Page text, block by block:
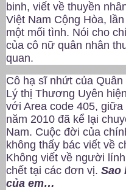
binh, viết về thuyền
Việt Nam Cộng Hòa,
một mối tình. Nói cho
của cô nữ quân nhân
quan.
Cô hạ sĩ nhứt của
Lý thị Thương Uyên
với Area code 405,
năm 2010 đã kể lại
Nam. Cuộc đời của
không thấy bác viết về
Không viết về người
chết tại các đơn vị. Sao
của em…